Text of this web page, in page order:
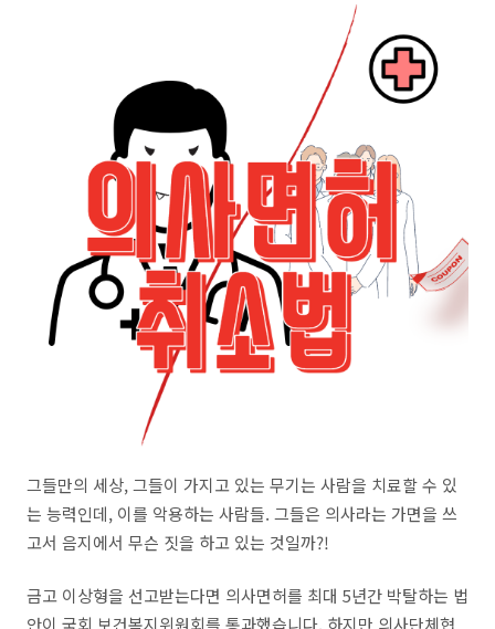
그들만의 세상, 그들이 가지고 있는 무기는 사람을 치료할 수 있
는 능력인데, 이를 악용하는 사람들. 그들은 의사라는 가면을 쓰
고서 음지에서 무슨 짓을 하고 있는 것일까?!
금고 이상형을 선고받는다면 의사면허를 최대 5년간 박탈하는 법
안이 국회 보건복지위원회를 통과했습니다. 하지만 의사단체협